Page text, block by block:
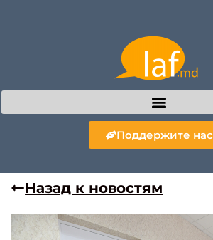
Поддержите нас
Назад к новостям